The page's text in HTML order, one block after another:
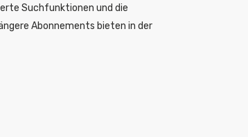
Suchfunktionen und die
Abonnements bieten in der